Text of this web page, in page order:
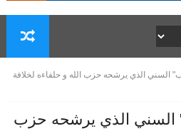
السني الذي يرشحه حزب الله و حلفاءه لخلافة
الذي يرشحه حزب